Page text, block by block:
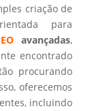
criação de
para
avançadas,
encontrado
procurando
oferecemos
incluindo